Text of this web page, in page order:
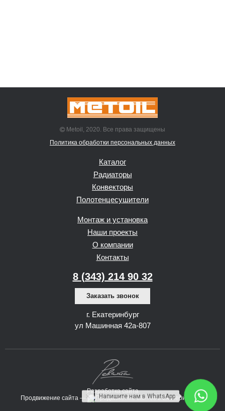
Metoil, 2020. Все права защищены
Политика обработки персональных данных
Каталог
Радиаторы
Конвекторы
Полотенцесушители
Монтаж и установка
Наши проекты
О компании
Контакты
8 (343) 214 90 32
Заказать звонок
г. Екатеринбург
ул Машинная 42а-807
Разработка сайта
Продвижение сайта —
Напишите нам в WhatsApp